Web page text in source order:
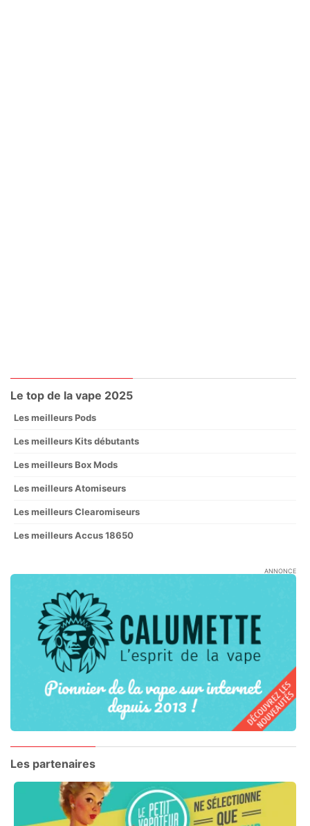
Le top de la vape 2025
Les meilleurs Pods
Les meilleurs Kits débutants
Les meilleurs Box Mods
Les meilleurs Atomiseurs
Les meilleurs Clearomiseurs
Les meilleurs Accus 18650
ANNONCE
Les partenaires